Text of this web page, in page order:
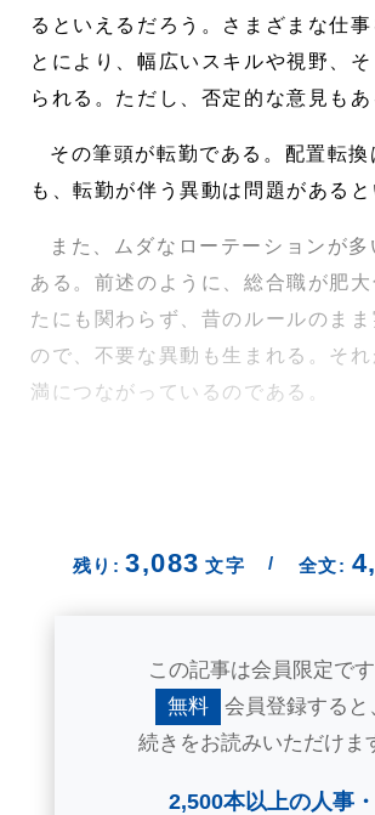
るといえるだろう。さまざまな仕事
とにより、幅広いスキルや視野、
られる。ただし、否定的な意見もあ
その筆頭が転勤である。配置転
も、転勤が伴う異動は問題があると
また、ムダなローテーションが多
ある。前述のように、総合職が肥
たにも関わらず、昔のルールのま
ので、不要な異動も生まれる。そ
満につながっているのである。
残り: 3,083 文字 / 全文:
この記事は会員限定です
無料
会員登録すると
続きをお読みいただけま
2,500本以上の人事・